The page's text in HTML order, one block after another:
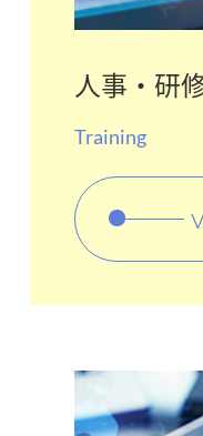
人事・研
Training